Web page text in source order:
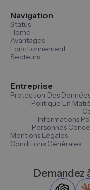
Navigation
Status
Home
Avantages
Fonctionnement
Secteurs
Entreprise
Protection Des
Politique En
Informations
Personnes
Mentions Légales
Conditions Générales
Demandez